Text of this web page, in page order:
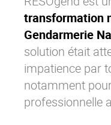
transformation
Gendarmerie
solution était
impatience par
notamment
professionnelle